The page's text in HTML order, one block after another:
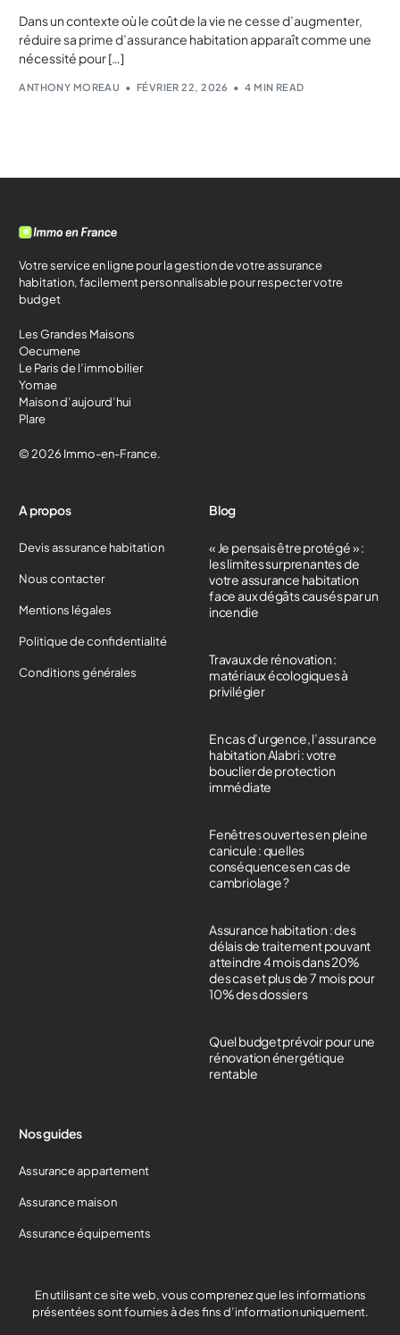
Dans un contexte où le coût de la vie ne cesse d’augmenter,
réduire sa prime d’assurance habitation apparaît comme une
nécessité pour […]
ANTHONY MOREAU FÉVRIER 22, 2026 4 MIN READ
Votre service en ligne pour la gestion de votre assurance
habitation, facilement personnalisable pour respecter votre
budget
Les Grandes Maisons
Oecumene
Le Paris de l’immobilier
Yomae
Maison d’aujourd’hui
Plare
© 2026 Immo-en-France.
A propos
Devis assurance habitation
Nous contacter
Mentions légales
Politique de confidentialité
Conditions générales
Blog
« Je pensais être protégé » :
les limites surprenantes de
votre assurance habitation
face aux dégâts causés par un
incendie
Travaux de rénovation :
matériaux écologiques à
privilégier
En cas d’urgence, l’assurance
habitation Alabri : votre
bouclier de protection
immédiate
Fenêtres ouvertes en pleine
canicule : quelles
conséquences en cas de
cambriolage ?
Assurance habitation : des
délais de traitement pouvant
atteindre 4 mois dans 20%
des cas et plus de 7 mois pour
10% des dossiers
Quel budget prévoir pour une
rénovation énergétique
rentable
Nos guides
Assurance appartement
Assurance maison
Assurance équipements
En utilisant ce site web, vous comprenez que les informations
présentées sont fournies à des fins d’information uniquement.
Devis gratuit